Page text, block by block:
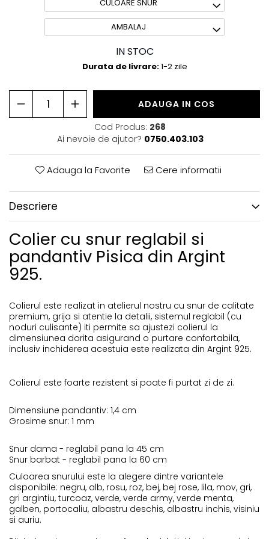
Coliere Transparente Diverse
Lănțișoare cu Inimioare
Lănțișoare cu Cruce
Lănțișoare cu Stea
Lănțișoare cu Soare
Lănțișoare cu Semilună
Lănțișoare cu Zodii
Lănțișoare cu Molecule
Lănțișoare cu Pietre Naturale
Lănțișoare Argint Diverse
COLIERE CU PERLE
Coliere cu Perle Preciosa
COLIERE ȘNUR REGLABIL
Coliere cu Cruce
Coliere cu Stea
Coliere cu Soare
Coliere cu Semilună
Coliere cu Zodii
Coliere cu Flori
Coliere cu Animale
Coliere cu Molecule
CULOARE SNUR
AMBALAJ
IN STOC
Durata de livrare:1-2 zile
ADAUGA IN COS
Cod Produs: 268
Ai nevoie de ajutor? 0750.403.103
Adauga la Favorite Cere informatii
Descriere
Colier cu snur reglabil si
pandantiv Pisica din Argint
925.
Colierul este realizat in atelierul nostru cu snur de calitate
premium, grija si atentie la detalii, sistemul reglabil (cu
noduri culisante) iti permite sa ajustezi colierul la
dimensiunea dorita asigurand o purtare confortabila,
inclusiv inchiderea acestuia este realizata din Argint 925.
Colierul este foarte rezistent si poate fi purtat zi de zi.
Dimensiune pandantiv: 1,4 cm
Grosime snur: 1 mm
Snur dama - reglabil pana la 45 cm
Snur barbat - reglabil pana la 60 cm
Culoarea snurului este la alegere dintre variantele
disponibile: negru, alb, rosu, roz, bej, bej rose, lila, mov, gri,
gri argintiu, turcoaz, verde, verde army, verde menta,
galben, portocaliu, albastru deschis, albastru inchis, visiniu
si auriu.